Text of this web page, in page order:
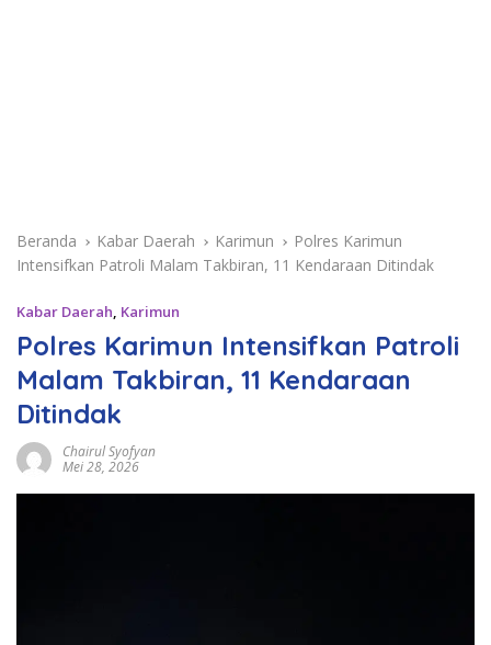
Beranda Kabar Daerah Karimun
Polres Karimun
Intensifkan Patroli Malam Takbiran, 11 Kendaraan Ditindak
Kabar Daerah, Karimun
Polres Karimun Intensifkan Patroli
Malam Takbiran, 11 Kendaraan
Ditindak
Chairul Syofyan
Mei 28, 2026